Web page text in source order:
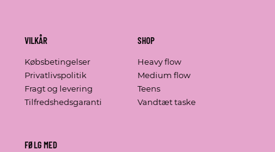
VILKÅR
Købsbetingelser
Privatlivspolitik
Fragt og levering
Tilfredshedsgaranti
SHOP
Heavy flow
Medium flow
Teens
Vandtæt taske
FØLG MED